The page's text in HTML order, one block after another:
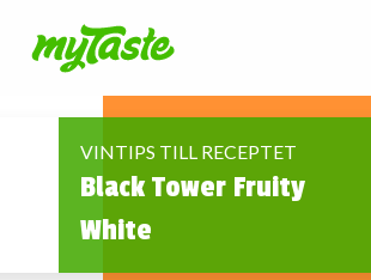
VINTIPS TILL RECEPTET
Black Tower Fruity
White